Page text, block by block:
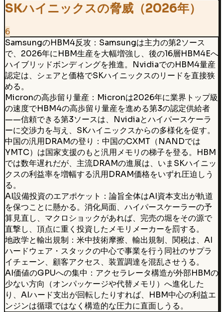
SKハイニックスの脅威（2026年）
6
SamsungのHBM4反攻：Samsungは主力の第2ソース
で、2026年にHBM生産を大幅増強し、後の16層HBM4Eへ
ハイブリッドボンディングを推進。NvidiaでのHBM4量産
認定は、シェアと価格でSKハイニックスのリードを直接狭
める。
Micronの高歩留り量産：Micronは2026年に業界トップ級
の速度でHBM4の高歩留り量産を進める第3の認定供給者
——信頼できる第3ソースは、Nvidiaとハイパースケーラ
ーに交渉力を与え、SKハイニックスからの多様化を促す。
中国の汎用DRAMの登り：中国のCXMT（NANDでは
YMTC）は国家支援のもと汎用メモリの梯子を登る。HBM
では数年遅れだが、主流DRAMの進展は、いまSKハイニッ
クスの利益率を増幅する汎用DRAM価格をいずれ圧迫しう
る。
AI設備投資のエアポケット：論旨全体はAI資本支出が軌道
を保つことに懸かる。消化局面、ハイパースケーラーの予
算見直し、マクロショックがあれば、完売の堀をその源で
直撃し、頂点に重く投資したメモリメーカーを罰する。
地政学と輸出規制：米中技術摩擦、輸出規制、関税は、AI
ハードウェア・スタックの中心で事業を行う同社のサプラ
イチェーン、顧客アクセス、装置調達を混乱させうる。
AI価値のGPUへの集中：アクセラレータ構造が外部HBMの
少ない方向（オンパッケージや代替メモリ）へ進化した
り、AIハード支出が回転したりすれば、HBM中心の利益エ
ンジンは循環ではなく構造的な圧力に直面しうる。